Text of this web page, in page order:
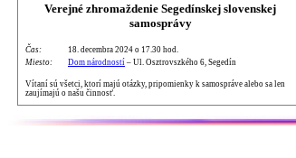
Verejné zhromaždenie Segedínskej slovenskej
samosprávy
Čas:
18. decembra 2024 o 17.30 hod.
Miesto:
Dom národností – Ul. Osztrovszkého 6, Segedín
Vítaní sú všetci, ktorí majú otázky, pripomienky k samospráve alebo sa len
zaujímajú o našu činnosť.